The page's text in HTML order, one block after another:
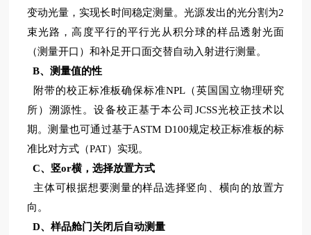
变动光量，实现长时间稳定测量。光源发出的光分割为2
束光路，高度平行的平行光从积分球的样品透射光面
（测量开口）和补足开口面交替自动入射进行测量。
B、测量值的性
附带的校正标准板确保标准NPL（英国国立物理研究
所）溯源性。设备校正基于本公司JCSS光校正技术以
期。测量也可通过基于ASTM D100规定校正标准板的标
准比对方式（PAT）实现。
C、竖or横，选择放置方式
主体可根据想要测量的样品选择竖向、横向的放置方
向。
D、样品舱门关闭后自动测量